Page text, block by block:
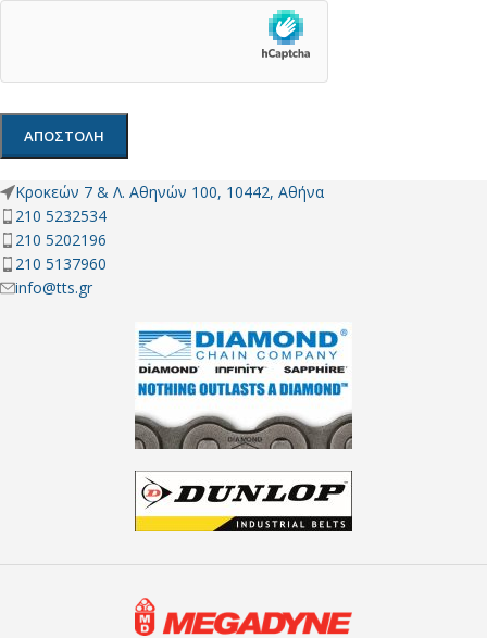
Κροκεών 7 & Λ. Αθηνών 100, 10442, Αθήνα
210 5232534
210 5202196
210 5137960
info@tts.gr